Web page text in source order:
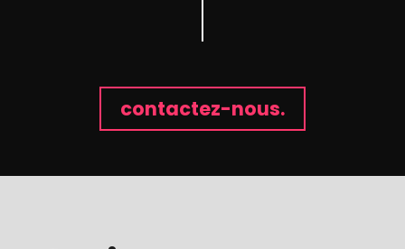
contactez-nous.